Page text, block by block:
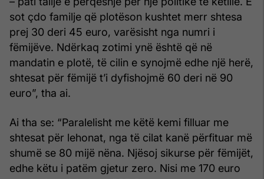
sot çdo familje që plotëson kushtet merr shtesa
prej 30 deri 45 euro, varësisht nga numri i
fëmijëve. Ndërkaq zotimi ynë është që në
mandatin e plotë, të cilin e synojmë edhe një herë,
shtesat për fëmijë t’i dyfishojmë 60 deri në 90
euro”, tha ai.
Ai tha se: “Paralelisht me këtë kemi filluar me
shtesat për lehonat, nga të cilat kanë përfituar më
shumë se 80 mijë nëna. Njësoj sikurse për fëmijët,
edhe këtu i patëm gjetur zero. Nisi me 170 euro